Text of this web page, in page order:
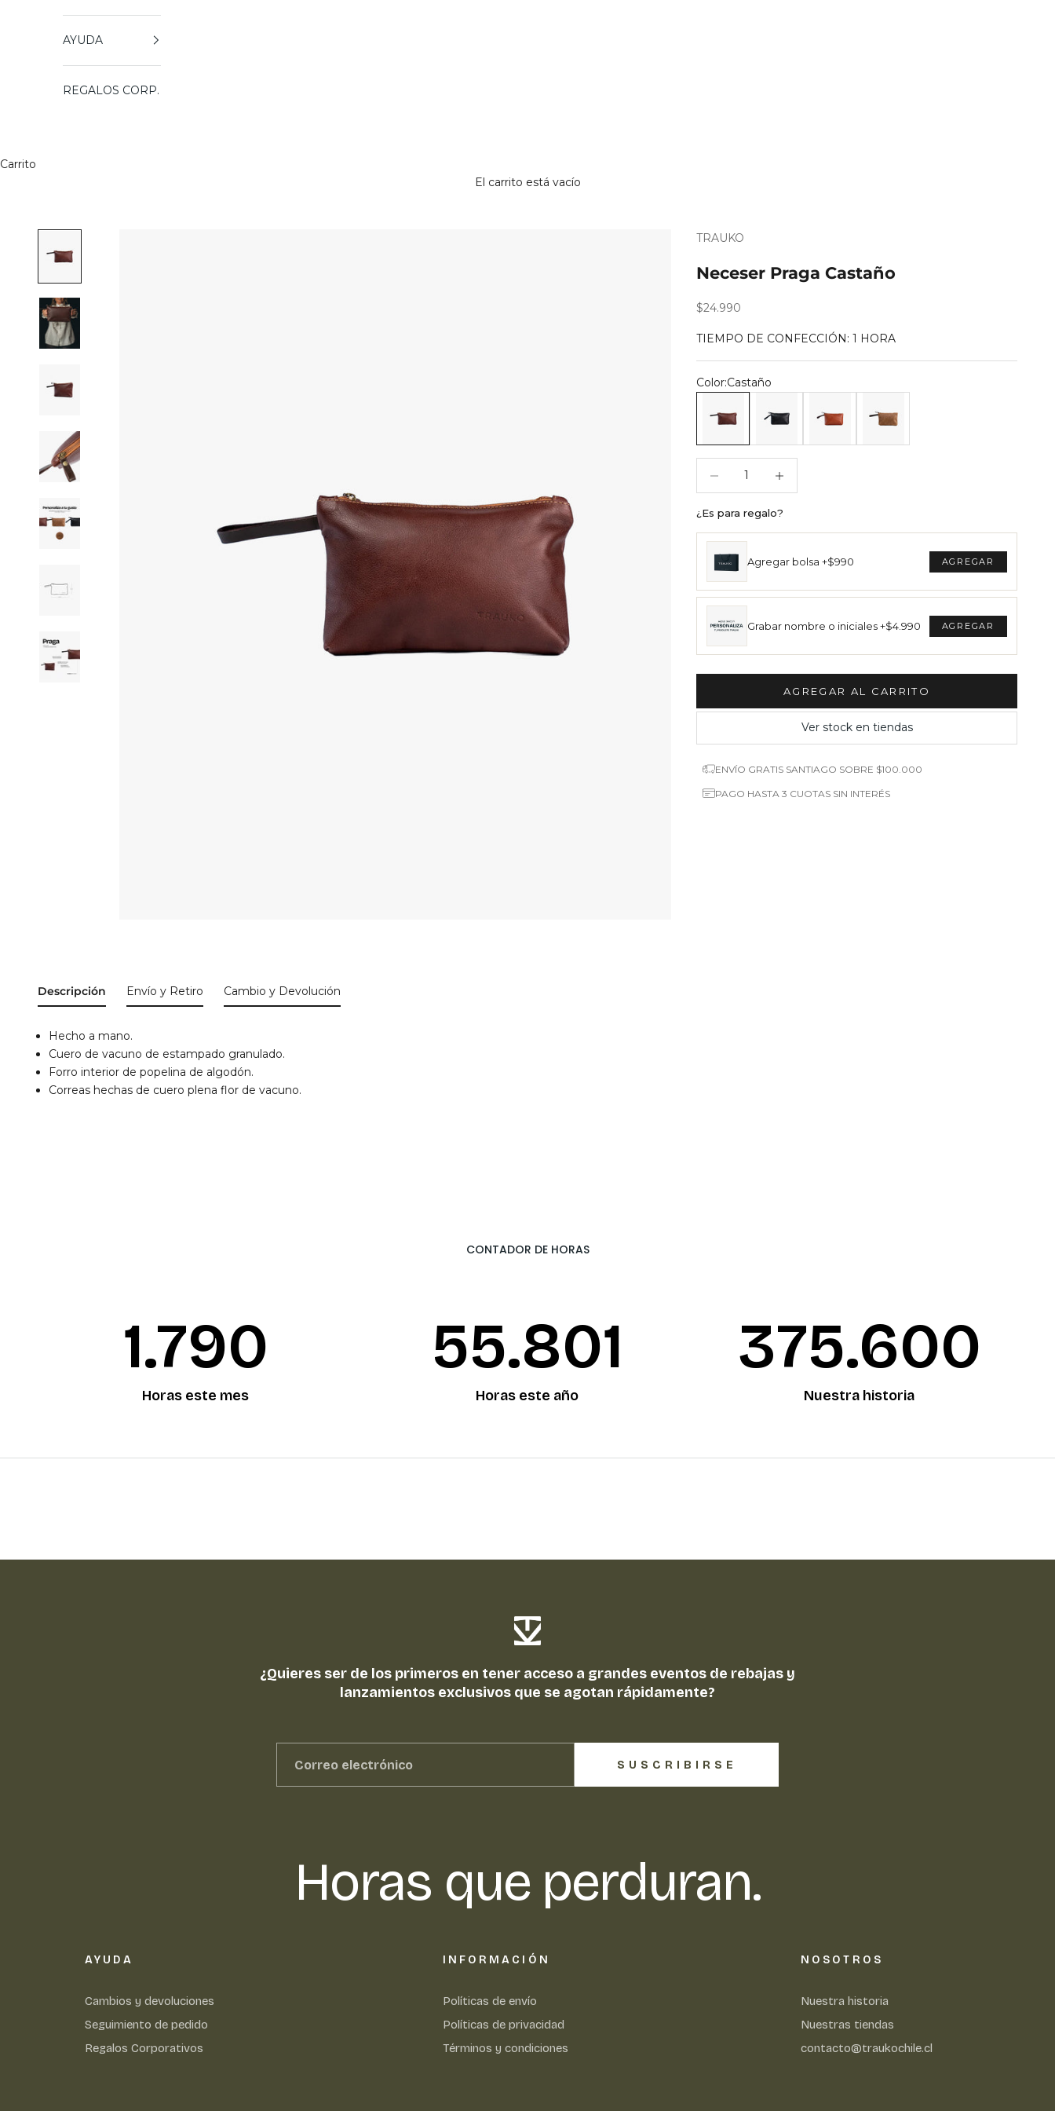
AYUDA
REGALOS CORP.
Carrito
El carrito está vacío
TRAUKO
Neceser Praga Castaño
Precio de oferta
$24.990
TIEMPO DE CONFECCIÓN: 1 HORA
Color:Castaño
¿Es para regalo?
¿Es
regalo?
Agregar bolsa +$990
Grabar nombre o iniciales +$4.990
AGREGAR AL CARRITO
Ver stock en tiendas
ENVÍO GRATIS SANTIAGO SOBRE $100.000
PAGO HASTA 3 CUOTAS SIN INTERÉS
Descripción
Hecho a mano.
Cuero de vacuno de estampado granulado.
Forro interior de popelina de algodón.
Correas hechas de cuero plena flor de vacuno.
Envío y Retiro Cambio y Devolución
CONTADOR DE HORAS
1.792
Horas este mes
55.874
Horas este año
376.090
Nuestra historia
¿Quieres ser de los primeros en tener acceso a grandes eventos de rebajas y
lanzamientos exclusivos que se agotan rápidamente?
SUSCRIBIRSE
Horas que perduran.
AYUDA
Cambios y devoluciones
Seguimiento de pedido
Regalos Corporativos
INFORMACIÓN
Políticas de envío
Políticas de privacidad
Términos y condiciones
NOSOTROS
Nuestra historia
Nuestras tiendas
contacto@traukochile.cl